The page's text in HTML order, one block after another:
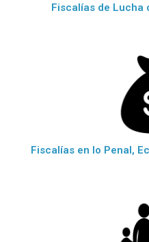
Fiscalías de Lucha
Fiscalías en lo Penal,